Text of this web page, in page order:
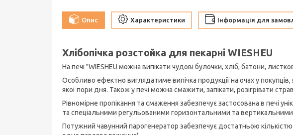
Опис Характеристики Інформація для
Хлібопічка розстойка для пекарні WIESHEU
На печі "WIESHEU можна випікати чудові булочки, хліб, батони,
Особливо ефектно виглядатиме випічка продукції на очах у
якої пори дня. Також у печі можна смажити, запікати, розігрівати
Рівномірне пропікання та смаження забезпечує застосована в печі
та спеціальними регульованими горизонтальними та
Потужний чавунний парогенератор забезпечує достатньою